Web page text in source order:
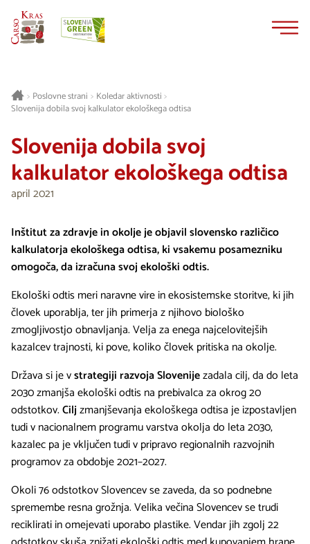
> Poslovne strani > Koledar aktivnosti >
Slovenija dobila svoj kalkulator ekološkega odtisa
Slovenija dobila svoj
kalkulator ekološkega odtisa
april 2021
Inštitut za zdravje in okolje je objavil slovensko različico
kalkulatorja ekološkega odtisa, ki vsakemu posamezniku
omogoča, da izračuna svoj ekološki odtis.
Ekološki odtis meri naravne vire in ekosistemske storitve, ki jih
človek uporablja, ter jih primerja z njihovo biološko
zmogljivostjo obnavljanja. Velja za enega najcelovitejših
kazalcev trajnosti, ki pove, koliko človek pritiska na okolje.
Država si je vstrategiji razvoja Slovenijezadala cilj, da do leta
2030 zmanjša ekološki odtis na prebivalca za okrog 20
odstotkov.Ciljzmanjševanja ekološkega odtisa je izpostavljen
tudi v nacionalnem programu varstva okolja do leta 2030,
kazalec pa je vključen tudi v pripravo regionalnih razvojnih
programov za obdobje 2021–2027.
Okoli 76 odstotkov Slovencev se zaveda, da so podnebne
spremembe resna grožnja. Velika večina Slovencev se trudi
reciklirati in omejevati uporabo plastike. Vendar jih zgolj 22